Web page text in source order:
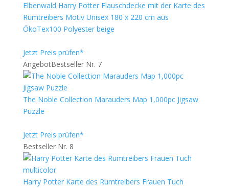
Elbenwald Harry Potter Flauschdecke mit der Karte des
Rumtreibers Motiv Unisex 180 x 220 cm aus
ÖkoTex100 Polyester beige
Jetzt Preis prüfen*
AngebotBestseller Nr. 7
The Noble Collection Marauders Map 1,000pc Jigsaw
Puzzle
Jetzt Preis prüfen*
Bestseller Nr. 8
Harry Potter Karte des Rumtreibers Frauen Tuch